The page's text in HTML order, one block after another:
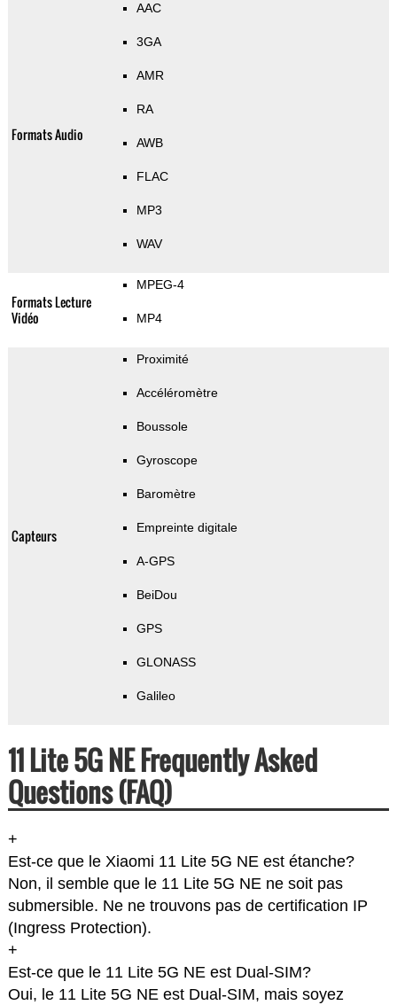
Formats Audio
AAC
3GA
AMR
RA
AWB
FLAC
MP3
WAV
Formats Lecture
Vidéo
MPEG-4
MP4
Capteurs
Proximité
Accéléromètre
Boussole
Gyroscope
Baromètre
Empreinte digitale
A-GPS
BeiDou
GPS
GLONASS
Galileo
11 Lite 5G NE Frequently Asked
Questions (FAQ)
+
Est-ce que le Xiaomi 11 Lite 5G NE est étanche?
Non, il semble que le 11 Lite 5G NE ne soit pas
submersible. Ne ne trouvons pas de certification IP
(Ingress Protection).
+
Est-ce que le 11 Lite 5G NE est Dual-SIM?
Oui, le 11 Lite 5G NE est Dual-SIM, mais soyez